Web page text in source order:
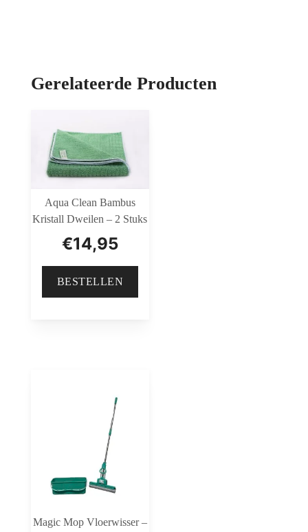
Gerelateerde Producten
Aqua Clean Bambus
Kristall Dweilen – 2 Stuks
€14,95
BESTELLEN
Magic Mop Vloerwisser –